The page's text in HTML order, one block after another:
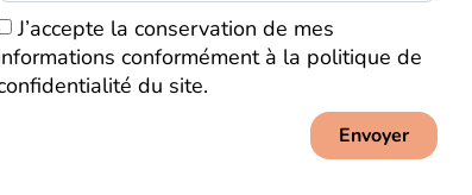
J’accepte la conservation de mes
conformément à la politique de
du site.
Envoyer